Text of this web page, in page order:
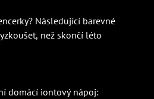
Následující barevné
než skončí léto
domácí iontový nápoj: